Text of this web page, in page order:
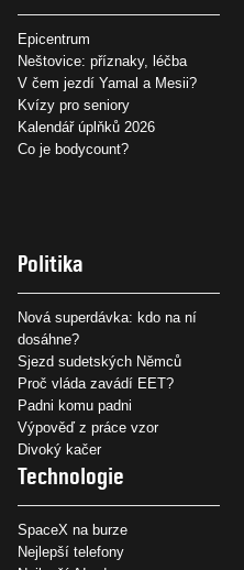
Epicentrum
Neštovice: příznaky, léčba
V čem jezdí Yamal a Mesii?
Kvízy pro seniory
Kalendář úplňků 2026
Co je bodycount?
Politika
Nová superdávka: kdo na ní
dosáhne?
Sjezd sudetských Němců
Proč vláda zavádí EET?
Padni komu padni
Výpověď z práce vzor
Divoký kačer
Technologie
SpaceX na burze
Nejlepší telefony